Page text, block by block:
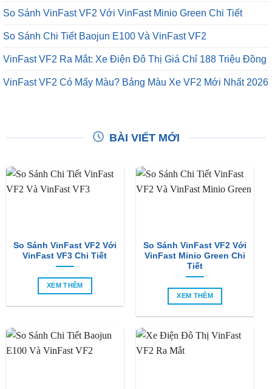
So Sánh VinFast VF2 Với VinFast Minio Green Chi Tiết
So Sánh Chi Tiết Baojun E100 Và VinFast VF2
VinFast VF2 Ra Mắt: Xe Điện Đô Thị Giá Chỉ 188 Triệu Đồng
VinFast VF2 Có Mấy Màu? Bảng Màu Xe VF2 Mới Nhất 2026
BÀI VIẾT MỚI
So Sánh VinFast VF2 Với
VinFast VF3 Chi Tiết
XEM THÊM
So Sánh VinFast VF2 Với
VinFast Minio Green Chi
Tiết
XEM THÊM